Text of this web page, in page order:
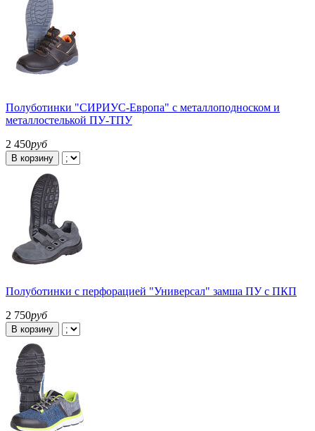
Полуботинки "СИРИУС-Европа" с металлоподноском и
металлостелькой ПУ-ТПУ
2 450руб
В корзину
Полуботинки с перфорацией "Универсал" замша ПУ с ПКП
2 750руб
В корзину